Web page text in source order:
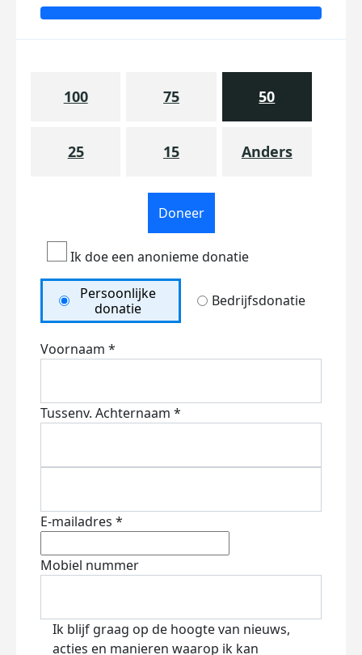
100 75 50
25 15 Anders
Doneer
Ik doe een anonieme donatie
Persoonlijke
donatie
Bedrijfsdonatie
Voornaam *
Tussenv. Achternaam *
E-mailadres *
Mobiel nummer
Ik blijf graag op de hoogte van nieuws,
acties en manieren waarop ik kan